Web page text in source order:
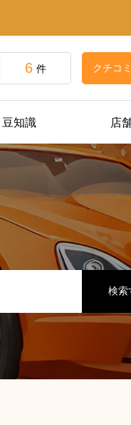
6 件 クチコ
豆知識 店
検索